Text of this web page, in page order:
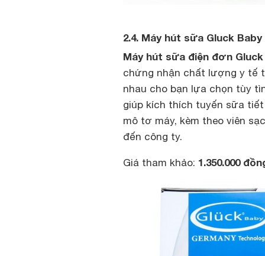
2.4. Máy hút sữa Gluck Baby
Máy hút sữa điện đơn
chứng nhận chất lượng y tế
nhau cho bạn lựa chọn tùy
giúp kích thích tuyến sữa
mô tơ máy, kèm theo viên
đến công ty.
Giá tham khảo: 1.350.000